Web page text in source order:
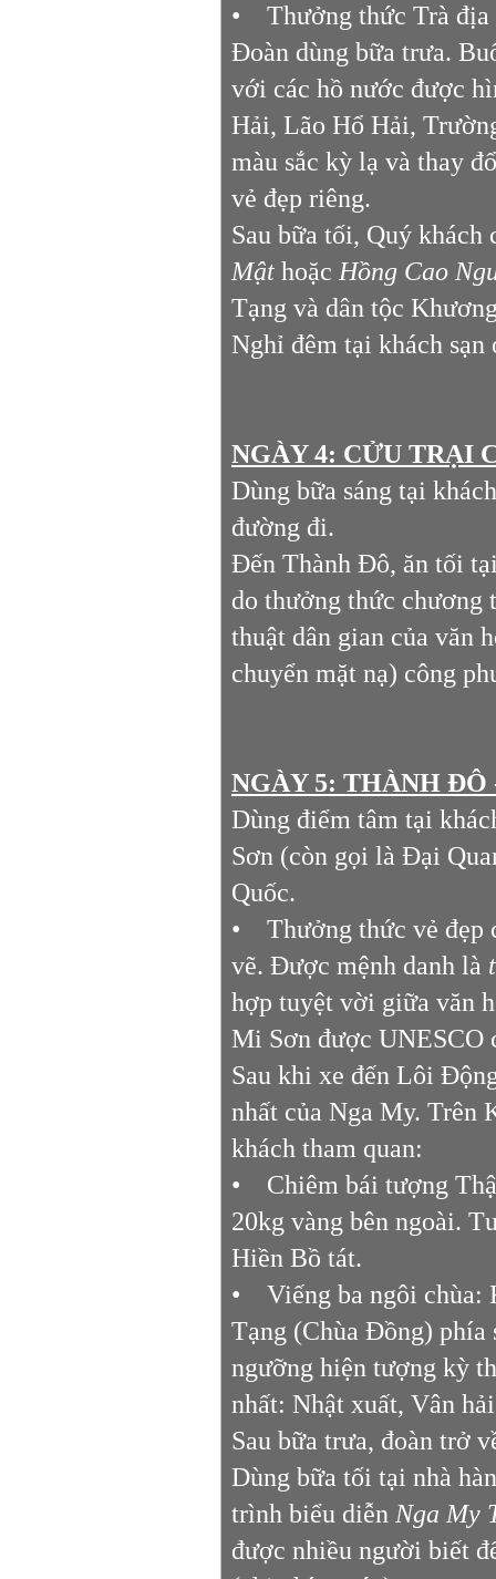
• Thưởng thức Trà địa
Đoàn dùng bữa trưa.
với các hồ nước được
Hải, Lão Hổ Hải,
màu sắc kỳ lạ và thay
vẻ đẹp riêng.
Sau bữa tối, Quý
Mật hoặc Hồng Cao
Tạng và dân tộc
Nghỉ đêm tại khách sạn
NGÀY 4: CỬU TRẠI
Dùng bữa sáng tại
đường đi.
Đến Thành Đô, ăn tối
do thưởng thức chương
thuật dân gian của văn
chuyển mặt nạ) công
NGÀY 5: THÀNH ĐÔ
Dùng điểm tâm tại
Sơn (còn gọi là Đại
Quốc.
• Thưởng thức vẻ đẹp
vẽ. Được mệnh danh là
hợp tuyệt vời giữa văn
Mi Sơn được UNESCO
Sau khi xe đến Lôi
nhất của Nga My. Trên
khách tham quan:
• Chiêm bái tượng
20kg vàng bên ngoài.
Hiền Bồ tát.
• Viếng ba ngôi chùa:
Tạng (Chùa Đồng) phía
ngưỡng hiện tượng kỳ
nhất: Nhật xuất, Vân
Sau bữa trưa, đoàn trở
Dùng bữa tối tại nhà
trình biểu diễn Nga My
được nhiều người biết